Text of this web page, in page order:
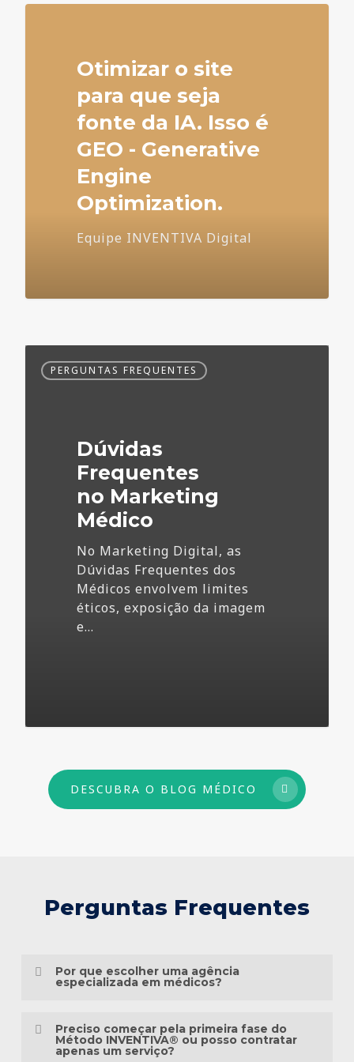
Otimizar o site
para que seja
fonte da IA. Isso é
GEO - Generative
Engine
Optimization.
Equipe INVENTIVA Digital
Frequentes
PERGUNTAS FREQUENTES
Dúvidas
Frequentes
no Marketing
Médico
No Marketing Digital, as
Dúvidas Frequentes dos
Médicos envolvem limites
éticos, exposição da imagem
e…
DESCUBRA O BLOG MÉDICO
Perguntas Frequentes
Por que escolher uma agência
especializada em médicos?
mais do que conhecimento em publicidade.
Preciso começar pela primeira fase do
Método INVENTIVA® ou posso contratar
apenas um serviço?